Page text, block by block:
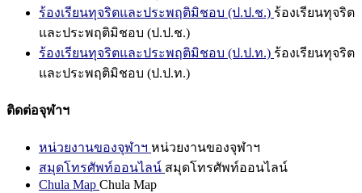
ร้องเรียนทุจริตและประพฤติมิชอบ (ป.ป.ช.) ร้องเรียนทุจริต
และประพฤติมิชอบ (ป.ป.ช.)
ร้องเรียนทุจริตและประพฤติมิชอบ (ป.ป.ท.) ร้องเรียนทุจริต
และประพฤติมิชอบ (ป.ป.ท.)
ติดต่อจุฬาฯ
หน่วยงานของจุฬาฯ หน่วยงานของจุฬาฯ
สมุดโทรศัพท์ออนไลน์ สมุดโทรศัพท์ออนไลน์
Chula Map Chula Map